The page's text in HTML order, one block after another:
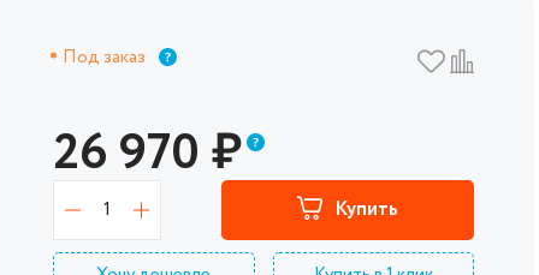
Под заказ
26 970₽
1 Купить